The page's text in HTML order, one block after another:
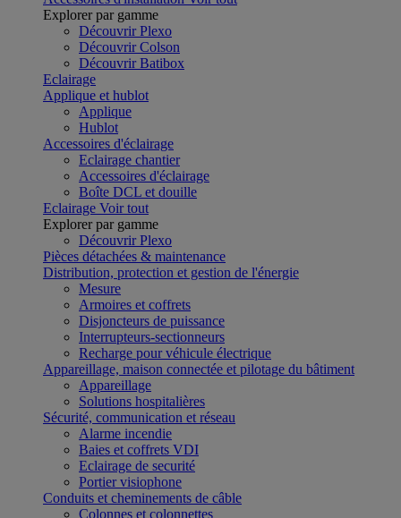
Explorer par gamme
Découvrir Plexo
Découvrir Colson
Découvrir Batibox
Eclairage
Applique et hublot
Applique
Hublot
Accessoires d'éclairage
Eclairage chantier
Accessoires d'éclairage
Boîte DCL et douille
Eclairage Voir tout
Explorer par gamme
Découvrir Plexo
Pièces détachées & maintenance
Distribution, protection et gestion de l'énergie
Mesure
Armoires et coffrets
Disjoncteurs de puissance
Interrupteurs-sectionneurs
Recharge pour véhicule électrique
Appareillage, maison connectée et pilotage du bâtiment
Appareillage
Solutions hospitalières
Sécurité, communication et réseau
Alarme incendie
Baies et coffrets VDI
Eclairage de securité
Portier visiophone
Conduits et cheminements de câble
Colonnes et colonnettes